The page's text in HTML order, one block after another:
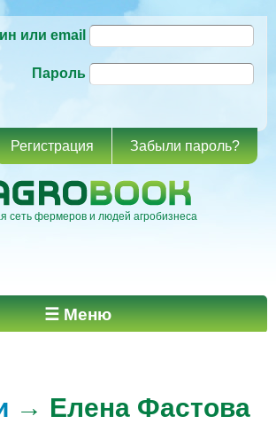
основному
или email
Пароль
Регистрация Забыли пароль?
сеть фермеров и людей агробизнеса
☰ Меню
→ Елена Фастова